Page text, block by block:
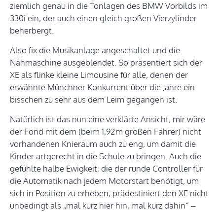
ziemlich genau in die Tonlagen des BMW Vorbilds im
330i ein, der auch einen gleich großen Vierzylinder
beherbergt.
Also fix die Musikanlage angeschaltet und die
Nähmaschine ausgeblendet. So präsentiert sich der
XE als flinke kleine Limousine für alle, denen der
erwähnte Münchner Konkurrent über die Jahre ein
bisschen zu sehr aus dem Leim gegangen ist.
Natürlich ist das nun eine verklärte Ansicht, mir wäre
der Fond mit dem (beim 1,92m großen Fahrer) nicht
vorhandenen Knieraum auch zu eng, um damit die
Kinder artgerecht in die Schule zu bringen. Auch die
gefühlte halbe Ewigkeit, die der runde Controller für
die Automatik nach jedem Motorstart benötigt, um
sich in Position zu erheben, prädestiniert den XE nicht
unbedingt als „mal kurz hier hin, mal kurz dahin“ –